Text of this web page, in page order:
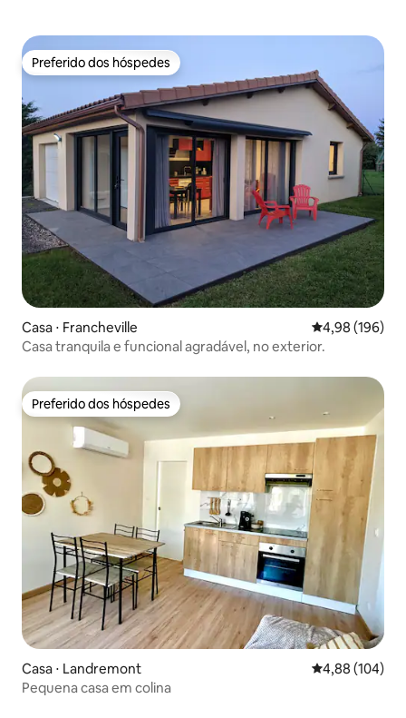
Preferido dos hóspedes
Preferido dos hóspedes
Casa ⋅ Francheville 4,98 de uma
4,98 (196)
Casa tranquila e funcional agradável, no exterior.
Preferido dos hóspedes
Preferido dos hóspedes
Casa ⋅ Landremont 4,88 de uma
4,88 (104)
Pequena casa em colina